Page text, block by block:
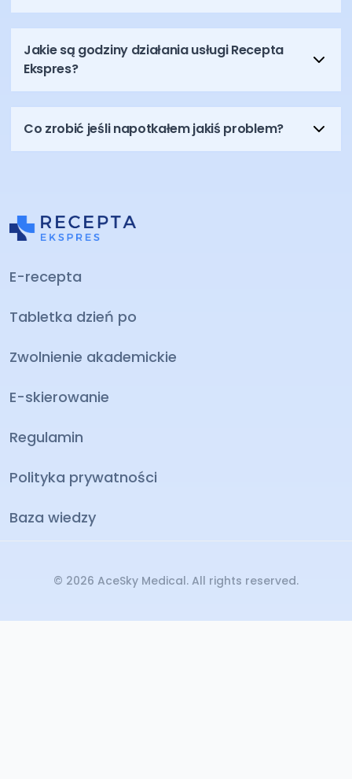
Jakie są godziny działania usługi Recepta
Ekspres?
Co zrobić jeśli napotkałem jakiś problem?
E-recepta
Tabletka dzień po
Zwolnienie akademickie
E-skierowanie
Regulamin
Polityka prywatności
Baza wiedzy
© 2026 AceSky Medical. All rights reserved.